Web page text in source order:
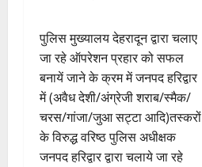
पुलिस मुख्यालय देहरादून द्वारा चलाए
जा रहे ऑपरेशन प्रहार को सफल
बनायें जाने के क्रम में जनपद हरिद्वार
में (अवैध देशी/अंग्रेजी शराब/स्मैक/
चरस/गांजा/जुआ सट्टा आदि)तस्करों
के विरुद्ध वरिष्ठ पुलिस अधीक्षक
जनपद हरिद्वार द्वारा चलाये जा रहे